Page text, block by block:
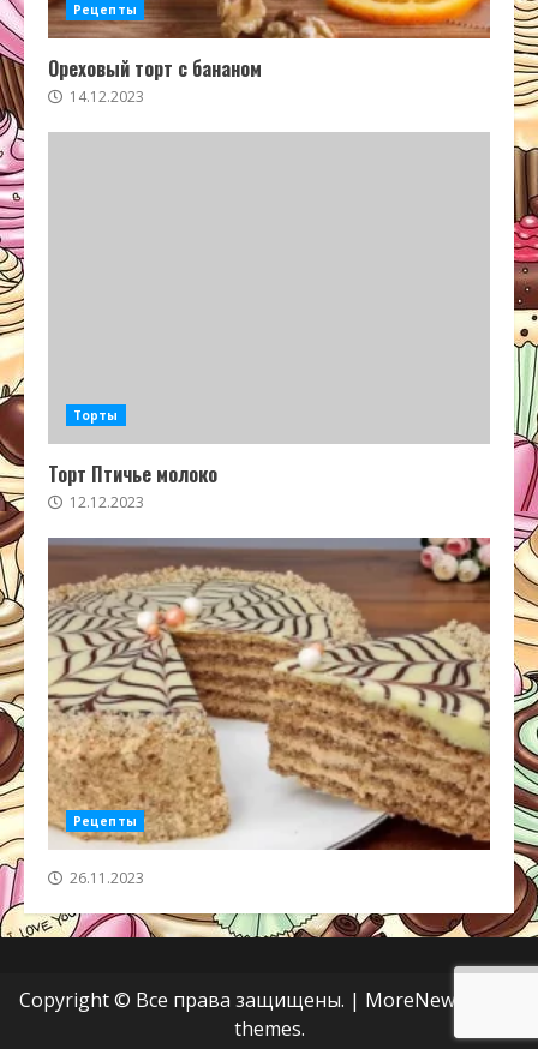
Рецепты
Ореховый торт с бананом
14.12.2023
Торты
Торт Птичье молоко
12.12.2023
Рецепты
26.11.2023
Copyright © Все права защищены. | MoreNews
themes.